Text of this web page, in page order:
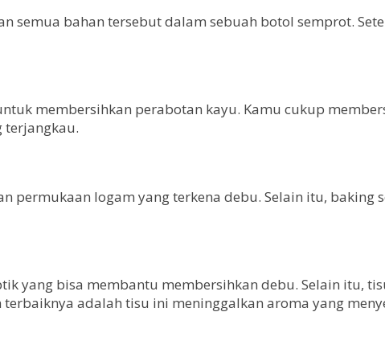
semua bahan tersebut dalam sebuah botol semprot.
membersihkan perabotan kayu. Kamu cukup
terjangkau.
permukaan logam yang terkena debu. Selain itu,
yang bisa membantu membersihkan debu. Selain itu,
adalah tisu ini meninggalkan aroma yang